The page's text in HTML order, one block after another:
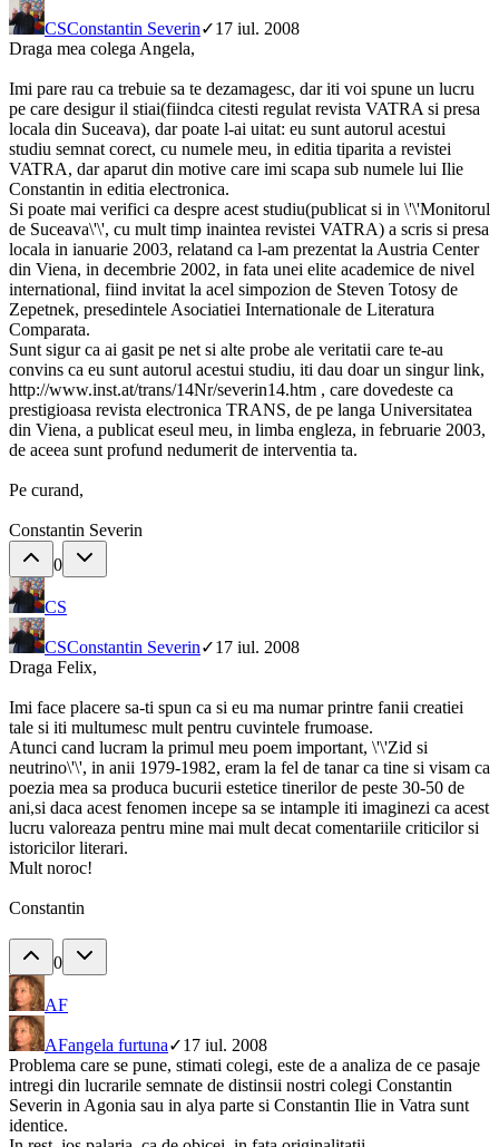
CSConstantin Severin✓17 iul. 2008
Draga mea colega Angela,
Imi pare rau ca trebuie sa te dezamagesc, dar iti voi spune un lucru
pe care desigur il stiai(fiindca citesti regulat revista VATRA si presa
locala din Suceava), dar poate l-ai uitat: eu sunt autorul acestui
studiu semnat corect, cu numele meu, in editia tiparita a revistei
VATRA, dar aparut din motive care imi scapa sub numele lui Ilie
Constantin in editia electronica.
Si poate mai verifici ca despre acest studiu(publicat si in \'\'Monitorul
de Suceava\'\', cu mult timp inaintea revistei VATRA) a scris si presa
locala in ianuarie 2003, relatand ca l-am prezentat la Austria Center
din Viena, in decembrie 2002, in fata unei elite academice de nivel
international, fiind invitat la acel simpozion de Steven Totosy de
Zepetnek, presedintele Asociatiei Internationale de Literatura
Comparata.
Sunt sigur ca ai gasit pe net si alte probe ale veritatii care te-au
convins ca eu sunt autorul acestui studiu, iti dau doar un singur link,
http://www.inst.at/trans/14Nr/severin14.htm , care dovedeste ca
prestigioasa revista electronica TRANS, de pe langa Universitatea
din Viena, a publicat eseul meu, in limba engleza, in februarie 2003,
de aceea sunt profund nedumerit de interventia ta.
Pe curand,
Constantin Severin
0
CS
CSConstantin Severin✓17 iul. 2008
Draga Felix,
Imi face placere sa-ti spun ca si eu ma numar printre fanii creatiei
tale si iti multumesc mult pentru cuvintele frumoase.
Atunci cand lucram la primul meu poem important, \'\'Zid si
neutrino\'\', in anii 1979-1982, eram la fel de tanar ca tine si visam ca
poezia mea sa produca bucurii estetice tinerilor de peste 30-50 de
ani,si daca acest fenomen incepe sa se intample iti imaginezi ca acest
lucru valoreaza pentru mine mai mult decat comentariile criticilor si
istoricilor literari.
Mult noroc!
Constantin
0
AF
AFangela furtuna✓17 iul. 2008
Problema care se pune, stimati colegi, este de a analiza de ce pasaje
intregi din lucrarile semnate de distinsii nostri colegi Constantin
Severin in Agonia sau in alya parte si Constantin Ilie in Vatra sunt
identice.